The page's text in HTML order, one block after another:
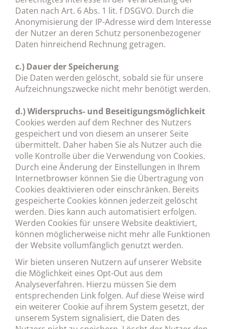
Daten nach Art. 6 Abs. 1 lit. f DSGVO. Durch die
Anonymisierung der IP-Adresse wird dem Interesse
der Nutzer an deren Schutz personenbezogener
Daten hinreichend Rechnung getragen.
c.) Dauer der Speicherung
Die Daten werden gelöscht, sobald sie für unsere
Aufzeichnungszwecke nicht mehr benötigt werden.
d.) Widerspruchs- und Beseitigungsmöglichkeit
Cookies werden auf dem Rechner des Nutzers
gespeichert und von diesem an unserer Seite
übermittelt. Daher haben Sie als Nutzer auch die
volle Kontrolle über die Verwendung von Cookies.
Durch eine Änderung der Einstellungen in Ihrem
Internetbrowser können Sie die Übertragung von
Cookies deaktivieren oder einschränken. Bereits
gespeicherte Cookies können jederzeit gelöscht
werden. Dies kann auch automatisiert erfolgen.
Werden Cookies für unsere Website deaktiviert,
können möglicherweise nicht mehr alle Funktionen
der Website vollumfänglich genutzt werden.
Wir bieten unseren Nutzern auf unserer Website
die Möglichkeit eines Opt-Out aus dem
Analyseverfahren. Hierzu müssen Sie dem
entsprechenden Link folgen. Auf diese Weise wird
ein weiterer Cookie auf ihrem System gesetzt, der
unserem System signalisiert, die Daten des